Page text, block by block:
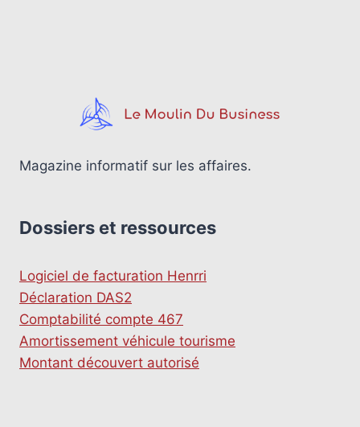
Magazine informatif sur les affaires.
Dossiers et ressources
Logiciel de facturation Henrri
Déclaration DAS2
Comptabilité compte 467
Amortissement véhicule tourisme
Montant découvert autorisé